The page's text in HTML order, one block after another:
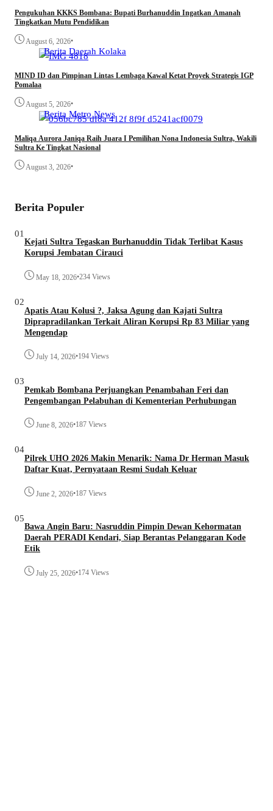
Pengukuhan KKKS Bombana: Bupati Burhanuddin Ingatkan Amanah
Tingkatkan Mutu Pendidikan
August 6, 2026•
Berita Daerah Kolaka
MIND ID dan Pimpinan Lintas Lembaga Kawal Ketat Proyek Strategis IGP
Pomalaa
August 5, 2026•
Berita MetroNews
Maliqa Aurora Janiqa Raih Juara I Pemilihan Nona Indonesia Sultra, Wakili
Sultra Ke Tingkat Nasional
August 3, 2026•
Berita Populer
01
Kejati Sultra Tegaskan Burhanuddin Tidak Terlibat Kasus
Korupsi Jembatan Cirauci
May 18, 2026•234 Views
02
Apatis Atau Kolusi ?, Jaksa Agung dan Kajati Sultra
Diprapradilankan Terkait Aliran Korupsi Rp 83 Miliar yang
Mengendap
July 14, 2026•194 Views
03
Pemkab Bombana Perjuangkan Penambahan Feri dan
Pengembangan Pelabuhan di Kementerian Perhubungan
June 8, 2026•187 Views
04
Pilrek UHO 2026 Makin Menarik: Nama Dr Herman Masuk
Daftar Kuat, Pernyataan Resmi Sudah Keluar
June 2, 2026•187 Views
05
Bawa Angin Baru: Nasruddin Pimpin Dewan Kehormatan
Daerah PERADI Kendari, Siap Berantas Pelanggaran Kode
Etik
July 25, 2026•174 Views